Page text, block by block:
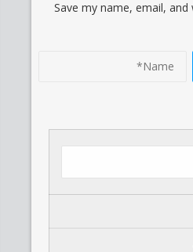
Save my name, email,